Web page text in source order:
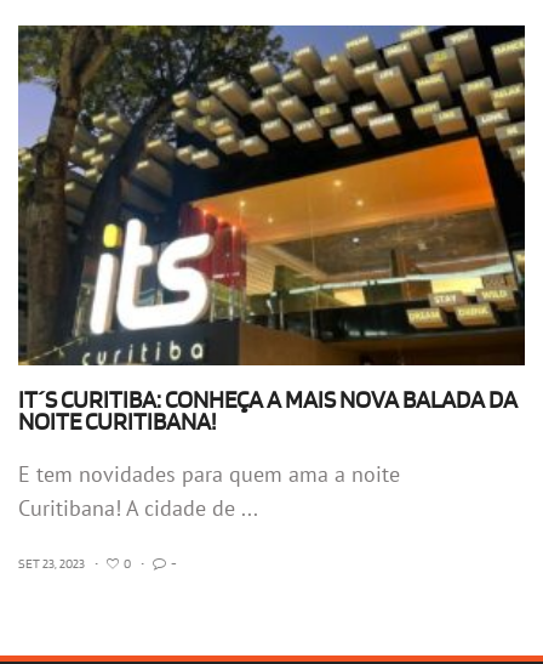
IT´S CURITIBA: CONHEÇA A MAIS NOVA BALADA DA
NOITE CURITIBANA!
E tem novidades para quem ama a noite
Curitibana! A cidade de ...
SET 23, 2023 • 0 • -